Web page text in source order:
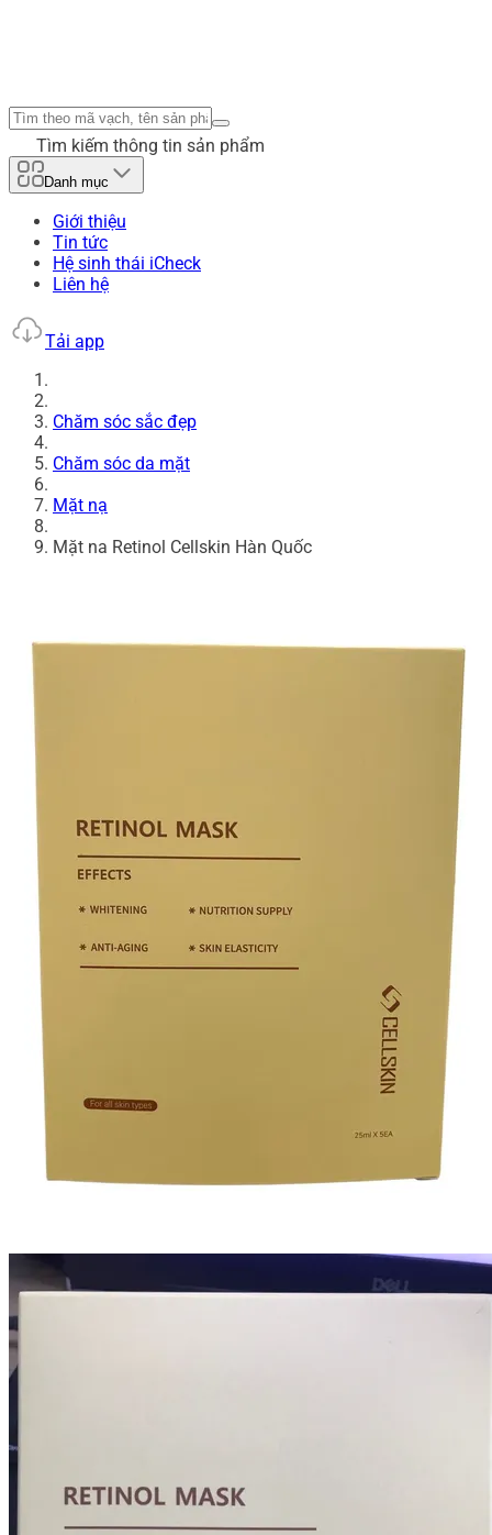
Tìm kiếm thông tin sản phẩm
Danh mục
Giới thiệu
Tin tức
Hệ sinh thái iCheck
Liên hệ
Tải app
Chăm sóc sắc đẹp
Chăm sóc da mặt
Mặt nạ
Mặt na Retinol Cellskin Hàn Quốc